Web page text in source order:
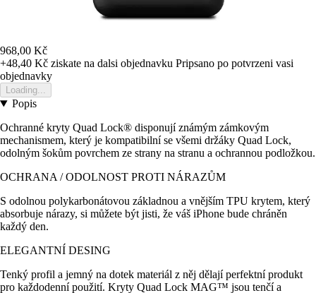
968,00 Kč
+48,40 Kč ziskate na dalsi objednavku Pripsano po potvrzeni vasi
objednavky
Loading...
Popis
Ochranné kryty Quad Lock® disponují známým zámkovým
mechanismem, který je kompatibilní se všemi držáky Quad Lock,
odolným šokům povrchem ze strany na stranu a ochrannou podložkou.
OCHRANA / ODOLNOST PROTI NÁRAZŮM
S odolnou polykarbonátovou základnou a vnějším TPU krytem, který
absorbuje nárazy, si můžete být jisti, že váš iPhone bude chráněn
každý den.
ELEGANTNÍ DESING
Tenký profil a jemný na dotek materiál z něj dělají perfektní produkt
pro každodenní použití. Kryty Quad Lock MAG™ jsou tenčí a